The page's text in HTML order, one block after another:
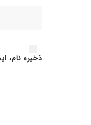
ذخیره نام،